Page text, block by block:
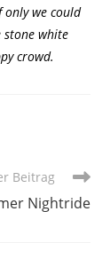
only we could
stone white
crowd.
Beitrag
Nightride